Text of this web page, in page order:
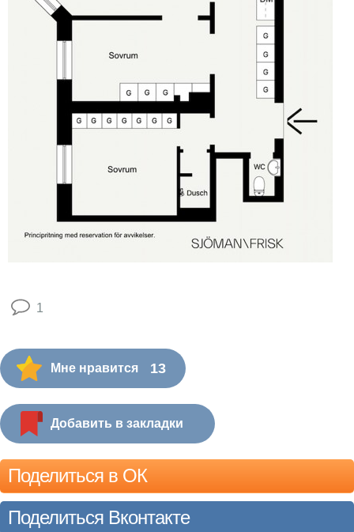
1
Мне нравится 13
Добавить в закладки
Поделиться в ОК
Поделиться Вконтакте